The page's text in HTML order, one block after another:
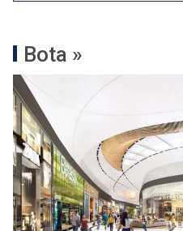
Bota »